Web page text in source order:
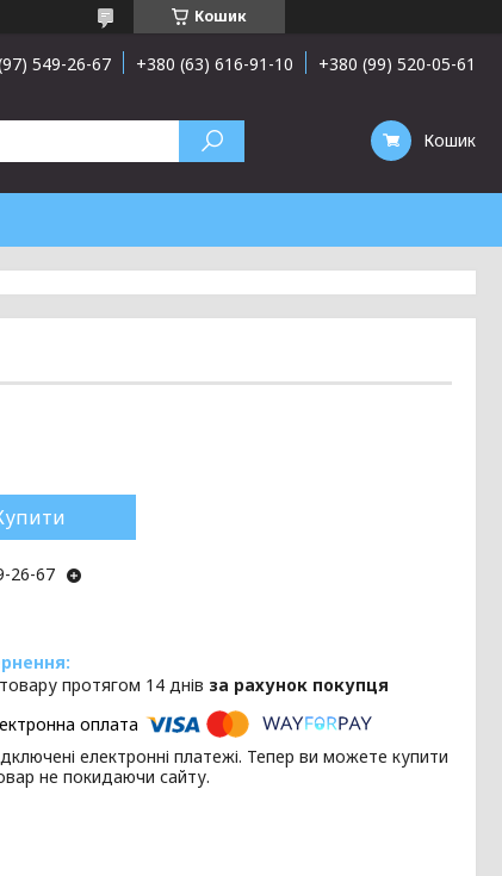
Кошик
549-26-67 +380 (63) 616-91-10 +380 (99) 520-05-61
Кошик
26-67
протягом 14 днів за рахунок покупця
електронні платежі. Тепер ви можете купити
не покидаючи сайту.